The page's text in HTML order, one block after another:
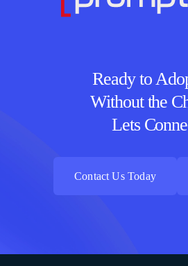
Ready to
Without the
Lets
Contact Us Today